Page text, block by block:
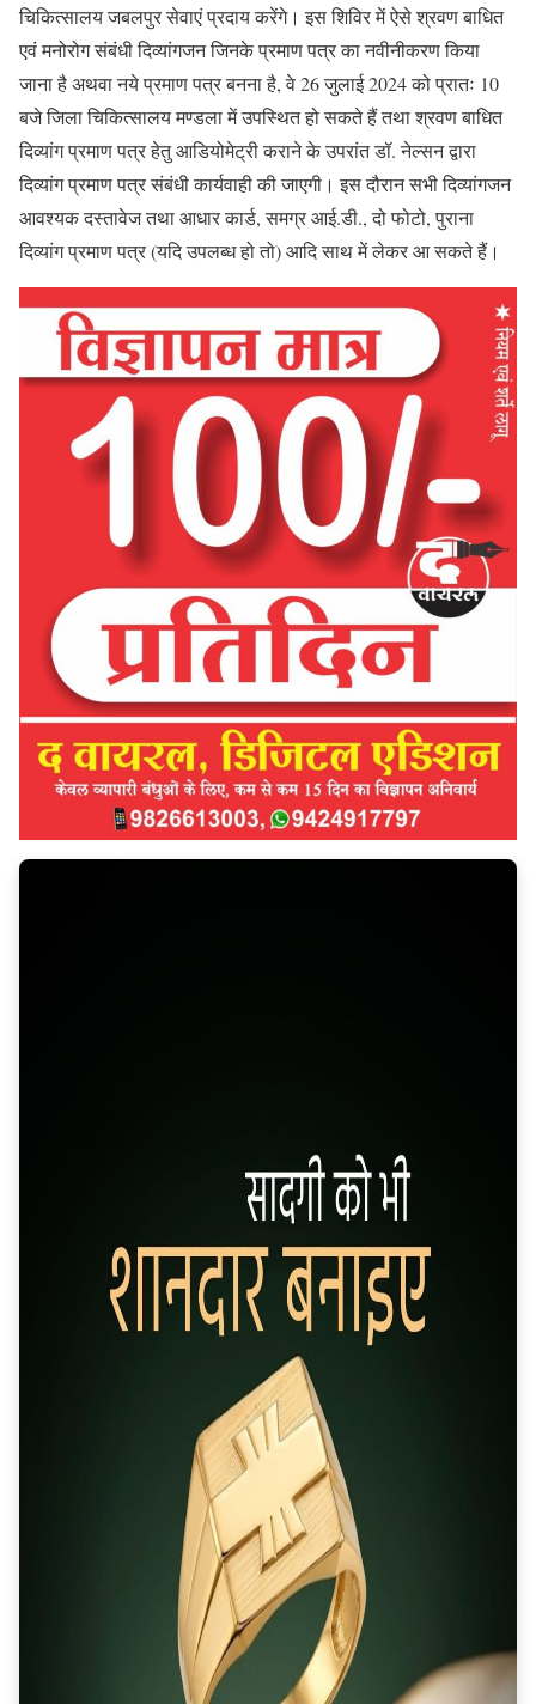
चिकित्सालय जबलपुर सेवाएं प्रदाय करेंगे। इस शिविर में ऐसे श्रवण बाधित
एवं मनोरोग संबंधी दिव्यांगजन जिनके प्रमाण पत्र का नवीनीकरण किया
जाना है अथवा नये प्रमाण पत्र बनना है, वे 26 जुलाई 2024 को प्रातः 10
बजे जिला चिकित्सालय मण्डला में उपस्थित हो सकते हैं तथा श्रवण बाधित
दिव्यांग प्रमाण पत्र हेतु आडियोमेट्री कराने के उपरांत डॉ. नेल्सन द्वारा
दिव्यांग प्रमाण पत्र संबंधी कार्यवाही की जाएगी। इस दौरान सभी दिव्यांगजन
आवश्यक दस्तावेज तथा आधार कार्ड, समग्र आई.डी., दो फोटो, पुराना
दिव्यांग प्रमाण पत्र (यदि उपलब्ध हो तो) आदि साथ में लेकर आ सकते हैं।